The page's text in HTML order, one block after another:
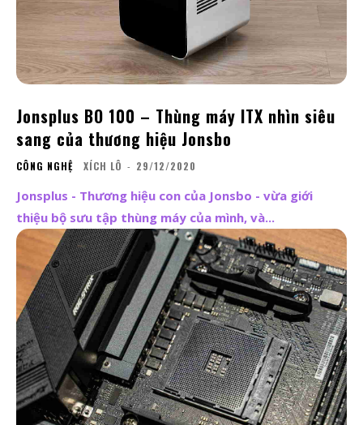
Jonsplus BO 100 – Thùng máy ITX nhìn siêu
sang của thương hiệu Jonsbo
CÔNG NGHỆ XÍCH LÔ - 29/12/2020
Jonsplus - Thương hiệu con của Jonsbo - vừa giới
thiệu bộ sưu tập thùng máy của mình, và...